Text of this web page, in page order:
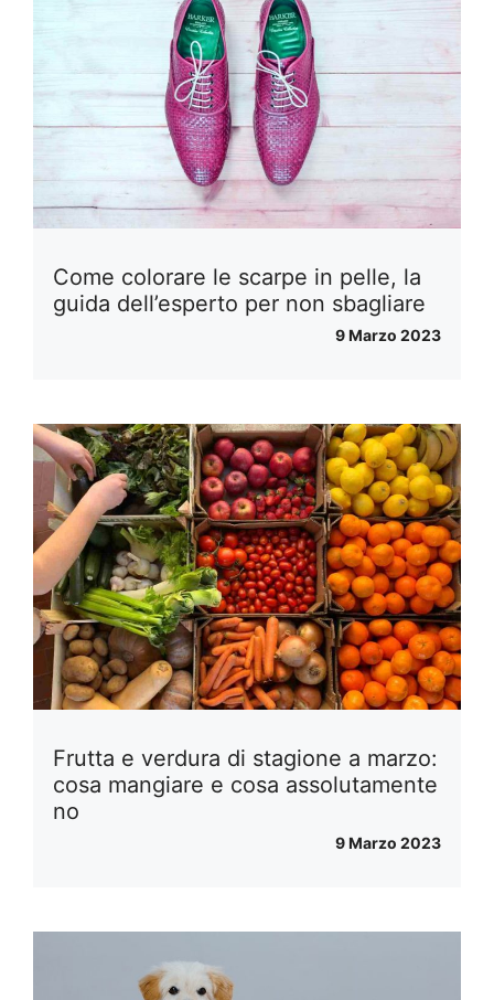
Come colorare le scarpe in pelle, la
guida dell’esperto per non sbagliare
9 Marzo 2023
Frutta e verdura di stagione a marzo:
cosa mangiare e cosa assolutamente
no
9 Marzo 2023